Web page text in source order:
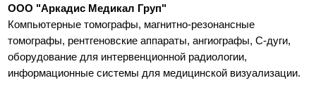
ООО "Аркадис Медикал Груп"
Компьютерные томографы, магнитно-резонансные
томографы, рентгеновские аппараты, ангиографы, С-дуги,
оборудование для интервенционной радиологии,
информационные системы для медицинской визуализации.